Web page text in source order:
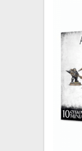
XZONE CLUB